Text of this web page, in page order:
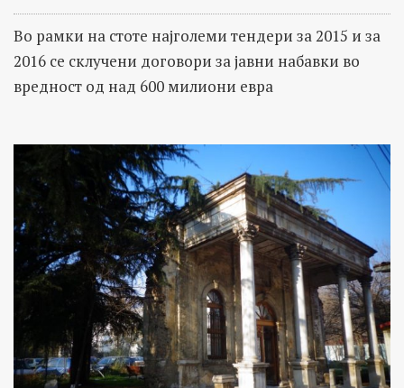
Во рамки на стоте најголеми тендери за 2015 и за
2016 се склучени договори за јавни набавки во
вредност од над 600 милиони евра